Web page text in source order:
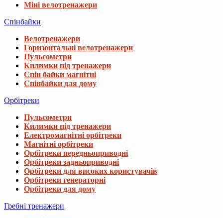
Міні велотренажери
Спінбайки
Велотренажери
Горизонтальні велотренажери
Пульсометри
Килимки під тренажери
Спін байки магнітні
Спінбайки для дому
Орбітреки
Пульсометри
Килимки під тренажери
Електромагнітні орбітреки
Магнітні орбітреки
Орбітреки передньоприводні
Орбітреки задньоприводні
Орбітреки для високих користувачів
Орбітреки генераторні
Орбітреки для дому
Гребні тренажери